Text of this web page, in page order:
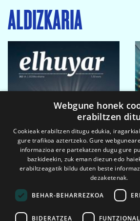
ALDIZKARIA
Webgune honek
erabiltzen ditu
Cookieak erabiltzen ditugu edukia,
gure trafikoa aztertzeko. Gure
informazioa ere partekatzen dugu gure
bazkideekin, zuk eman diezun edo
erabiltzeagatik bildu duten beste
dezaketenak.
BEHAR-BEHARREZKOA
BIDERATZEA